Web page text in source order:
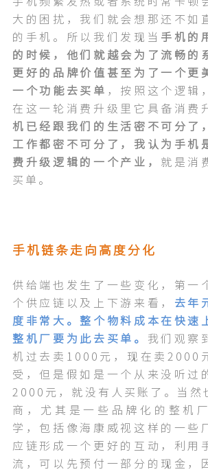
大的困扰，我们就会想那还不如
的手机。所以我们发现当 手机的
的时候，他们就越会为了流畅的
更好的品牌价值甚至为了一个更
一个功能去买单 ，按照这个逻辑
在这一轮消费升级里它具备消费
机已经跟我们的生活密不可分了
工作都密不可分了，我认为手机
费升级逻辑的一个产业， 就是消
买单。
手机链条走向高度分化
供给端也发生了一些变化，第一
个供应链以及上下游来看， 去年
度非常大。整个物料成本在快速
整机厂要为此去买单。 我们观察
机过去卖1000元，现在卖2000
受，但是假如是一个从来没听过
2000元，就没有人买账了。当然
商，尤其是一些品牌化的整机
学，包括像海康威视这样的一些
应链形成一个更好的互动，利用
流，可以先预付一部分的现金，